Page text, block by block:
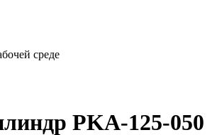
среде
PKA-125-050